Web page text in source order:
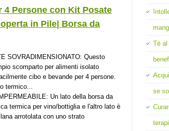
4 Persone con Kit Posate
in Pile| Borsa da
SOVRADIMENSIONATO: Questo
scomparto per alimenti isolato
cibo e bevande per 4 persone.
termico...
Un lato della borsa da
termica per vino/bottiglia e l'altro lato è
arrotolata con uno strato
Tè al
se